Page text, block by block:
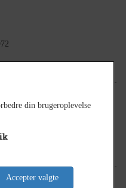
din brugeroplevelse
Accepter valgte